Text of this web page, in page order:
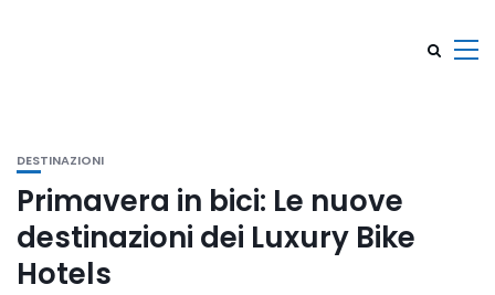
DESTINAZIONI
Primavera in bici: Le nuove
destinazioni dei Luxury Bike
Hotels